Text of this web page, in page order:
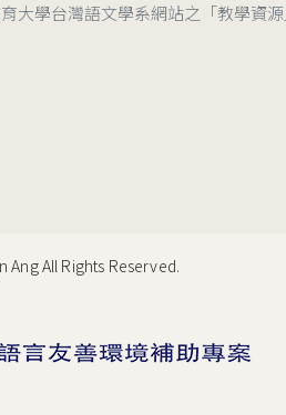
大學台灣語文學系網站之「教學資
Ang All Rights Reserved.